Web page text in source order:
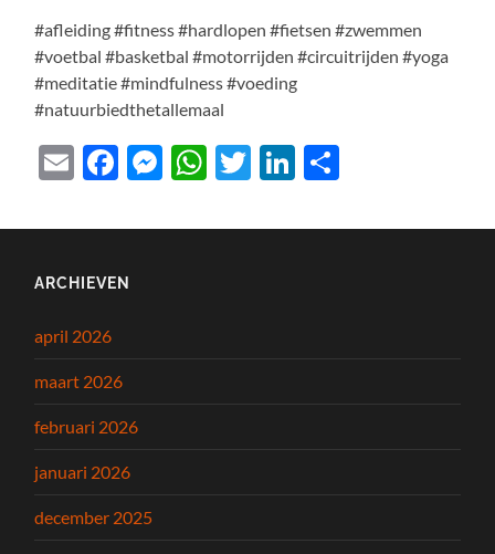
#afleiding #fitness #hardlopen #fietsen #zwemmen
#voetbal #basketbal #motorrijden #circuitrijden #yoga
#meditatie #mindfulness #voeding
#natuurbiedthetallemaal
EmailFacebook
Messenger
WhatsApp
TwitterLinkedIn
ARCHIEVEN
april 2026
maart 2026
februari 2026
januari 2026
december 2025